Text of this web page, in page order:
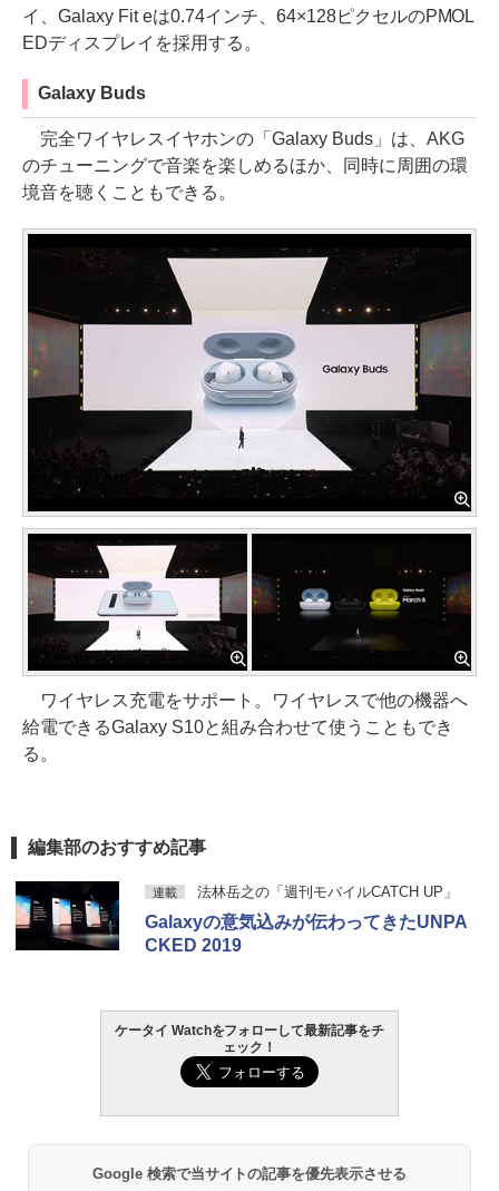
イ、Galaxy Fit eは0.74インチ、64×128ピクセルのPMOL
EDディスプレイを採用する。
Galaxy Buds
完全ワイヤレスイヤホンの「Galaxy Buds」は、AKG
のチューニングで音楽を楽しめるほか、同時に周囲の環
境音を聴くこともできる。
ワイヤレス充電をサポート。ワイヤレスで他の機器へ
給電できるGalaxy S10と組み合わせて使うこともでき
る。
編集部のおすすめ記事
連載 法林岳之の「週刊モバイルCATCH UP」
Galaxyの意気込みが伝わってきたUNPA
CKED 2019
ケータイ Watchをフォローして最新記事をチ
ェック！
Google 検索で当サイトの記事を優先表示させる